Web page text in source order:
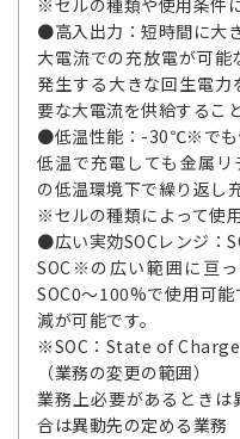
※セルの種類や使用条件
●高入出力：短時間に大
大電流での充放電が可能
発生する大きな回生電
要な大電流を供給するこ
●低温性能：-30℃※でも
低温で充電しても金属
の低温環境下で繰り返し
※セルの種類によって使
●広い実効SOCレンジ：
SOC※の広い範囲に亘
SOC0～100%で使用可
減が可能です。
※SOC：State of
（業務の変更の範囲）
業務上必要があるときは
合は異動先の定める業務